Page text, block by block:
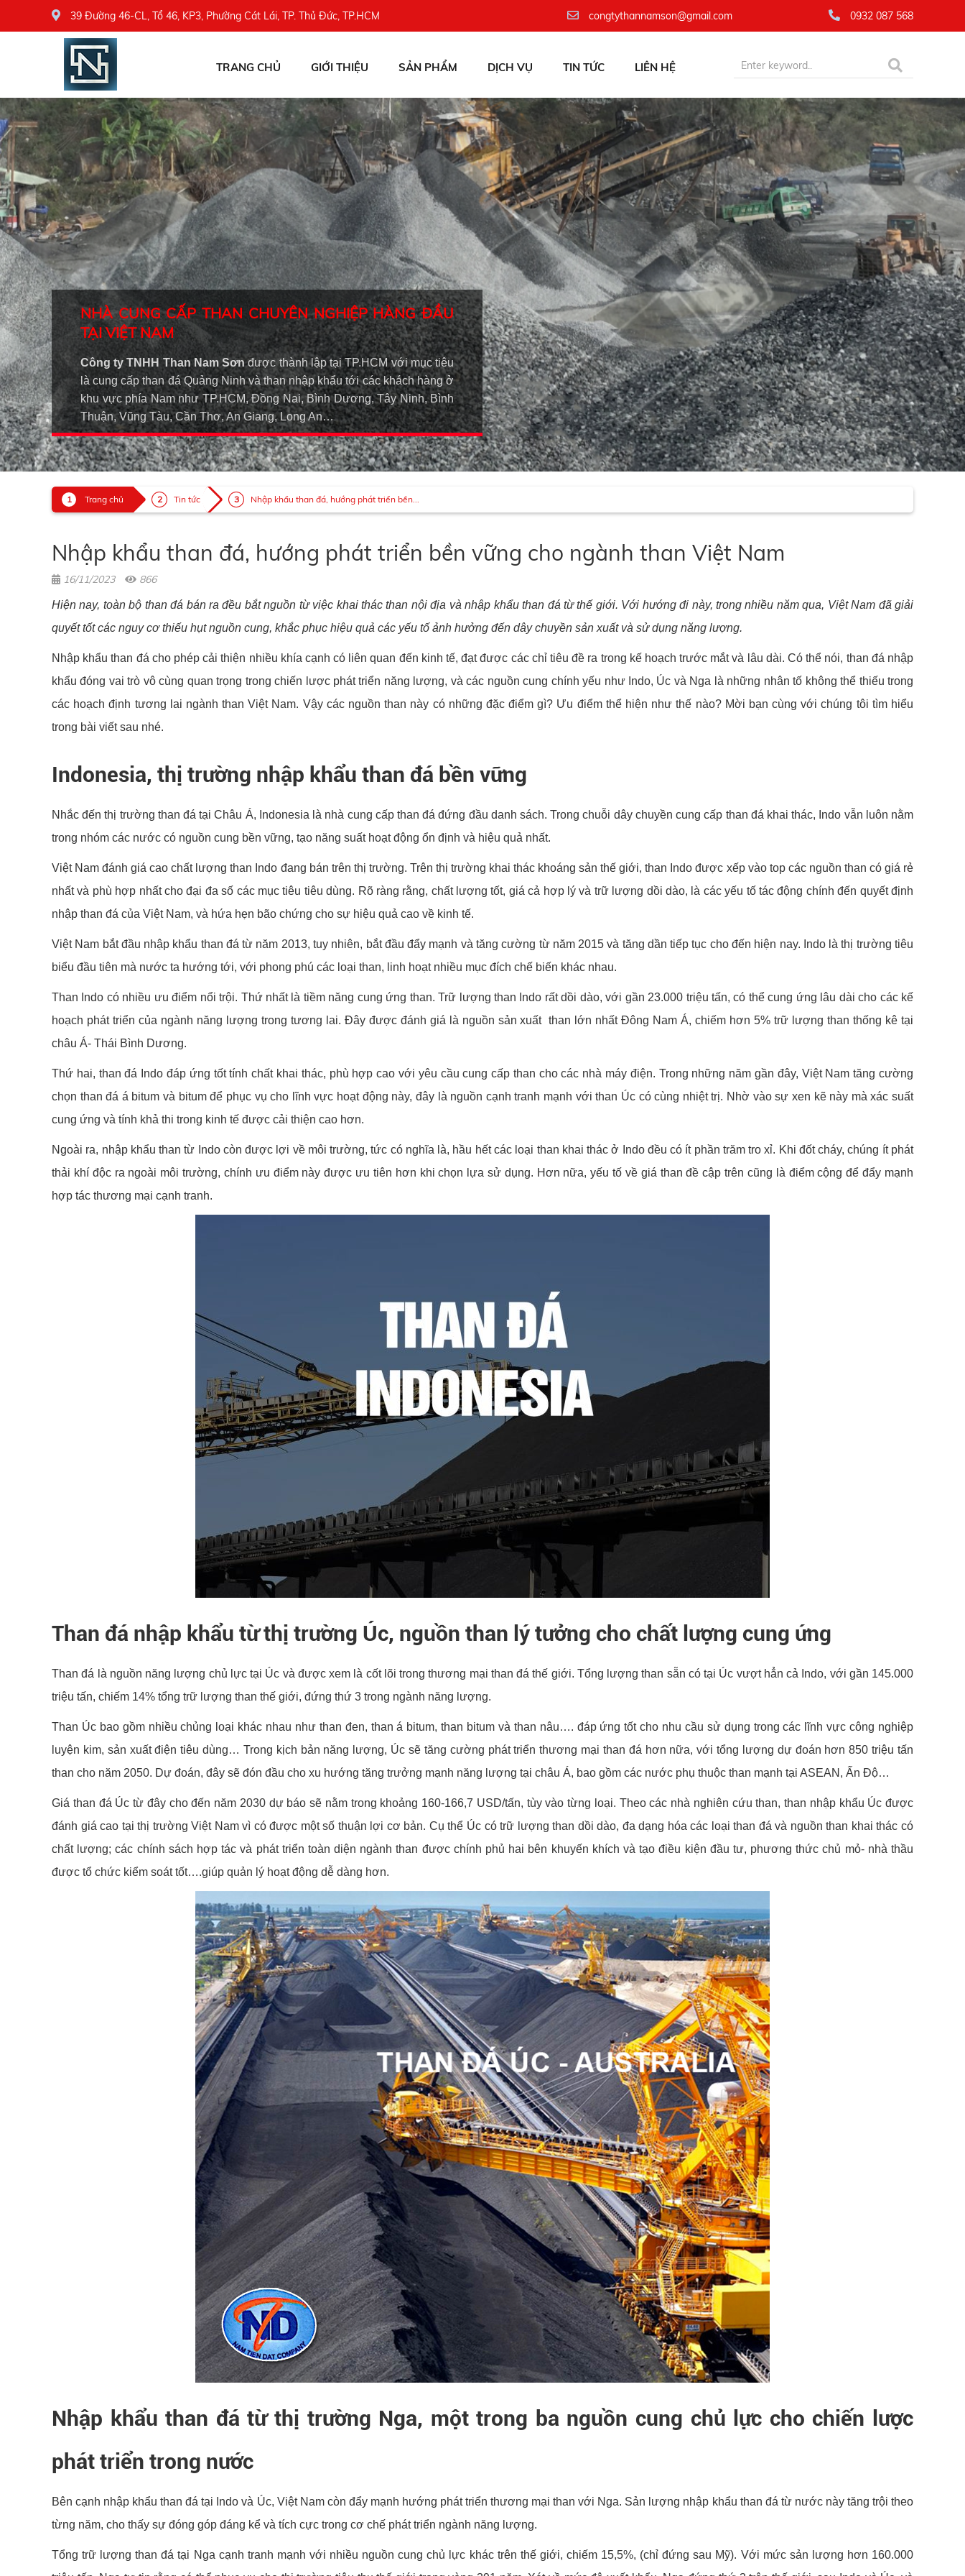
39 Đường 46-CL, Tổ 46, KP3, Phường Cát Lái, TP. Thủ Đức, TP.HCM congtythannamson@gmail.com 0932 087 568
TRANG CHỦ GIỚI THIỆU SẢN PHẨM DỊCH VỤ TIN TỨC LIÊN HỆ
NHÀ CUNG CẤP THAN CHUYÊN NGHIỆP HÀNG ĐẦU
TẠI VIỆT NAM
Công ty TNHH Than Nam Sơnđược thành lập tại TP.HCM với mục tiêu
là cung cấp than đá Quảng Ninh và than nhập khẩu tới các khách hàng ở
khu vực phía Nam như TP.HCM, Đồng Nai, Bình Dương, Tây Ninh, Bình
Thuận, Vũng Tàu, Cần Thơ, An Giang, Long An…
Trang chủ Tin tức Nhập khẩu than đá, hướng phát triển bền...
Nhập khẩu than đá, hướng phát triển bền vững cho ngành than Việt Nam
16/11/2023 866
Hiện nay, toàn bộ than đá bán ra đều bắt nguồn từ việc khai thác than nội địa và nhập khẩu than đá từ thế giới. Với hướng đi này, trong nhiều năm qua, Việt Nam đã giải
quyết tốt các nguy cơ thiếu hụt nguồn cung, khắc phục hiệu quả các yếu tố ảnh hưởng đến dây chuyền sản xuất và sử dụng năng lượng.
Nhập khẩu than đá cho phép cải thiện nhiều khía cạnh có liên quan đến kinh tế, đạt được các chỉ tiêu đề ra trong kế hoạch trước mắt và lâu dài. Có thể nói, than đá nhập
khẩu đóng vai trò vô cùng quan trọng trong chiến lược phát triển năng lượng, và các nguồn cung chính yếu như Indo, Úc và Nga là những nhân tố không thể thiếu trong
các hoạch định tương lai ngành than Việt Nam. Vậy các nguồn than này có những đặc điểm gì? Ưu điểm thể hiện như thế nào? Mời bạn cùng với chúng tôi tìm hiểu
trong bài viết sau nhé.
Indonesia, thị trường nhập khẩu than đá bền vững
Nhắc đến thị trường than đá tại Châu Á, Indonesia là nhà cung cấp than đá đứng đầu danh sách. Trong chuỗi dây chuyền cung cấp than đá khai thác, Indo vẫn luôn nằm
trong nhóm các nước có nguồn cung bền vững, tạo năng suất hoạt động ổn định và hiệu quả nhất.
Việt Nam đánh giá cao chất lượng than Indo đang bán trên thị trường. Trên thị trường khai thác khoáng sản thế giới, than Indo được xếp vào top các nguồn than có giá rẻ
nhất và phù hợp nhất cho đại đa số các mục tiêu tiêu dùng. Rõ ràng rằng, chất lượng tốt, giá cả hợp lý và trữ lượng dồi dào, là các yếu tố tác động chính đến quyết định
nhập than đá của Việt Nam, và hứa hẹn bão chứng cho sự hiệu quả cao về kinh tế.
Việt Nam bắt đầu nhập khẩu than đá từ năm 2013, tuy nhiên, bắt đầu đẩy mạnh và tăng cường từ năm 2015 và tăng dần tiếp tục cho đến hiện nay. Indo là thị trường tiêu
biểu đầu tiên mà nước ta hướng tới, với phong phú các loại than, linh hoạt nhiều mục đích chế biến khác nhau.
Than Indo có nhiều ưu điểm nổi trội. Thứ nhất là tiềm năng cung ứng than. Trữ lượng than Indo rất dồi dào, với gần 23.000 triệu tấn, có thể cung ứng lâu dài cho các kế
hoạch phát triển của ngành năng lượng trong tương lai. Đây được đánh giá là nguồn sản xuất than lớn nhất Đông Nam Á, chiếm hơn 5% trữ lượng than thống kê tại
châu Á- Thái Bình Dương.
Thứ hai, than đá Indo đáp ứng tốt tính chất khai thác, phù hợp cao với yêu cầu cung cấp than cho các nhà máy điện. Trong những năm gần đây, Việt Nam tăng cường
chọn than đá á bitum và bitum để phục vụ cho lĩnh vực hoạt động này, đây là nguồn cạnh tranh mạnh với than Úc có cùng nhiệt trị. Nhờ vào sự xen kẽ này mà xác suất
cung ứng và tính khả thi trong kinh tế được cải thiện cao hơn.
Ngoài ra, nhập khẩu than từ Indo còn được lợi về môi trường, tức có nghĩa là, hầu hết các loại than khai thác ở Indo đều có ít phần trăm tro xỉ. Khi đốt cháy, chúng ít phát
thải khí độc ra ngoài môi trường, chính ưu điểm này được ưu tiên hơn khi chọn lựa sử dụng. Hơn nữa, yếu tố về giá than đề cập trên cũng là điểm cộng để đẩy mạnh
hợp tác thương mại cạnh tranh.
Than đá nhập khẩu từ thị trường Úc, nguồn than lý tưởng cho chất lượng cung ứng
Than đá là nguồn năng lượng chủ lực tại Úc và được xem là cốt lõi trong thương mại than đá thế giới. Tổng lượng than sẵn có tại Úc vượt hẳn cả Indo, với gần 145.000
triệu tấn, chiếm 14% tổng trữ lượng than thế giới, đứng thứ 3 trong ngành năng lượng.
Than Úc bao gồm nhiều chủng loại khác nhau như than đen, than á bitum, than bitum và than nâu…. đáp ứng tốt cho nhu cầu sử dụng trong các lĩnh vực công nghiệp
luyện kim, sản xuất điện tiêu dùng… Trong kịch bản năng lượng, Úc sẽ tăng cường phát triển thương mại than đá hơn nữa, với tổng lượng dự đoán hơn 850 triệu tấn
than cho năm 2050. Dự đoán, đây sẽ đón đầu cho xu hướng tăng trưởng mạnh năng lượng tại châu Á, bao gồm các nước phụ thuộc than mạnh tại ASEAN, Ấn Độ…
Giá than đá Úc từ đây cho đến năm 2030 dự báo sẽ nằm trong khoảng 160-166,7 USD/tấn, tùy vào từng loại. Theo các nhà nghiên cứu than, than nhập khẩu Úc được
đánh giá cao tại thị trường Việt Nam vì có được một số thuận lợi cơ bản. Cụ thể Úc có trữ lượng than dồi dào, đa dạng hóa các loại than đá và nguồn than khai thác có
chất lượng; các chính sách hợp tác và phát triển toàn diện ngành than được chính phủ hai bên khuyến khích và tạo điều kiện đầu tư, phương thức chủ mỏ- nhà thầu
được tổ chức kiểm soát tốt….giúp quản lý hoạt động dễ dàng hơn.
Nhập khẩu than đá từ thị trường Nga, một trong ba nguồn cung chủ lực cho chiến lược
phát triển trong nước
Bên cạnh nhập khẩu than đá tại Indo và Úc, Việt Nam còn đẩy mạnh hướng phát triển thương mại than với Nga. Sản lượng nhập khẩu than đá từ nước này tăng trội theo
từng năm, cho thấy sự đóng góp đáng kể và tích cực trong cơ chế phát triển ngành năng lượng.
Tổng trữ lượng than đá tại Nga cạnh tranh mạnh với nhiều nguồn cung chủ lực khác trên thế giới, chiếm 15,5%, (chỉ đứng sau Mỹ). Với mức sản lượng hơn 160.000